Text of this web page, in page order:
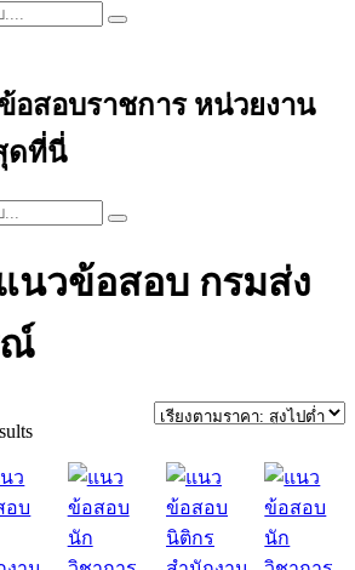
อสอบราชการ หน่วยงาน
ดที่นี่
นวข้อสอบ กรมส่ง
ณ์
Sorted
price: